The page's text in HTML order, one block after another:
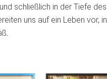
schließlich in der Tiefe
uns auf ein Leben vor,
.